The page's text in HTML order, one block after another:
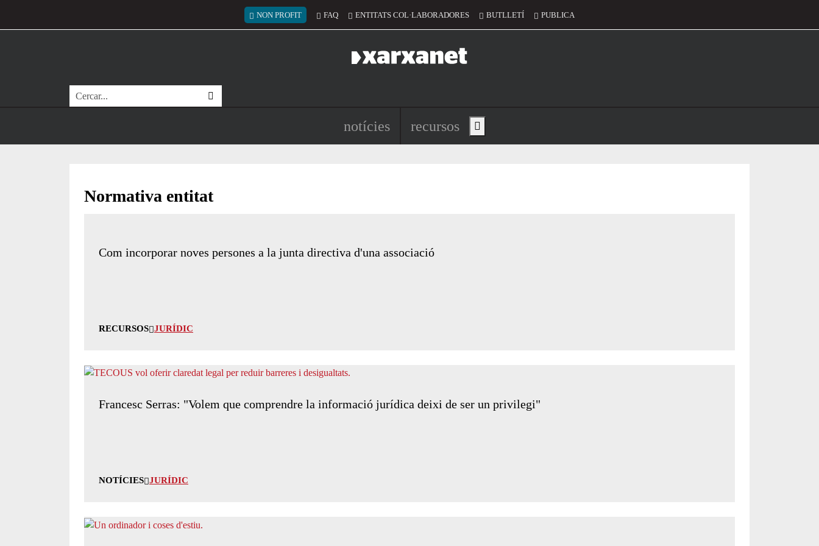
Menú del compte d'usuari
NON PROFIT FAQ ENTITATS COL·LABORADORES BUTLLETÍ PUBLICA
Cerca
Navegació principal de l'encapçalament
notícies recursos Show main menu
Normativa entitat
Com incorporar noves persones a la junta directiva d'una associació
RECURSOS JURÍDIC
Francesc Serras: "Volem que comprendre la informació jurídica deixi de ser un privilegi"
NOTÍCIES JURÍDIC